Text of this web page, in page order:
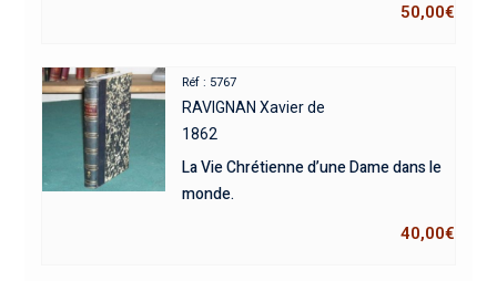
50,00€
Réf : 5767
RAVIGNAN Xavier de
1862
La Vie Chrétienne d’une Dame dans le
monde.
40,00€